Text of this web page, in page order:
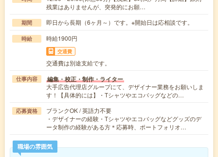
残業はありませんが、突発的にお願…
期間 即日から長期（6ヶ月～）です。※開始日は応相談です。
時給 時給1900円
交通費
交通費は別途支給です。
仕事内容 編集・校正・制作・ライター
大手広告代理店グループにて、デザイナー業務をお願いしま
す！【具体的には】・Tシャツやエコバッグなどの…
応募資格
ブランクOK / 英語力不要
・デザイナーの経験・Tシャツやエコバッグなどグッズのデ
ータ制作の経験がある方＊応募時、ポートフォリオ…
職場の雰囲気